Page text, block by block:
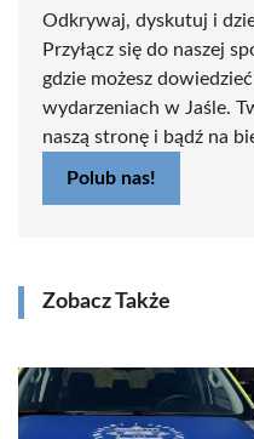
Odkrywaj, dyskutuj i
Przyłącz się do naszej
gdzie możesz
wydarzeniach w Jaśle.
naszą stronę i bądź na
Polub nas!
Zobacz Także